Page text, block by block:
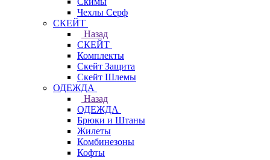
Чехлы Cерф
СКЕЙТ
Назад
СКЕЙТ
Комплекты
Скейт Защита
Скейт Шлемы
ОДЕЖДА
Назад
ОДЕЖДА
Брюки и Штаны
Жилеты
Комбинезоны
Кофты